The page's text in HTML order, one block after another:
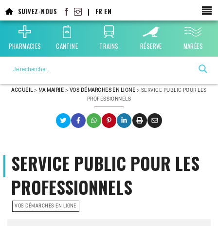
SUIVEZ-NOUS | FR EN
PHARMACIES CANTINE TRAINS RÉSERVE MARÉES
ACCUEIL> MA MAIRIE > VOS DÉMARCHES EN LIGNE > SERVICE PUBLIC POUR LES
PROFESSIONNELS
SERVICE PUBLIC POUR LES
PROFESSIONNELS
VOS DÉMARCHES EN LIGNE